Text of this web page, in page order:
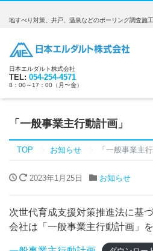
地すべり対策、井戸、温泉などのボーリング調査施
日本エルダルト株式会社
TEL: 054-254-4571
8：00～17：00（月〜金）
「一般事業主行動計画」
TOP お知らせ 「一般事業主
2023年1月25日 お知らせ
次世代育成支援対策推進法に基
会社は「一般事業主行動計画」